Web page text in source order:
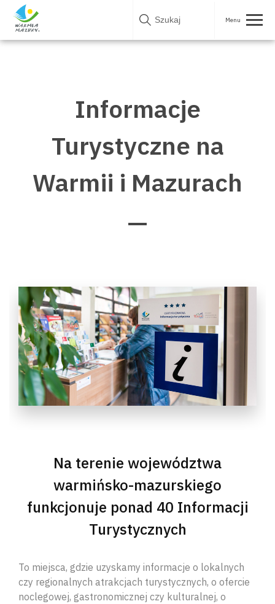
Skip
Informacje
Turystyczne na
Warmii i Mazurach
Na terenie województwa
warmińsko-mazurskiego
funkcjonuje ponad 40 Informacji
Turystycznych
To miejsca, gdzie uzyskamy informacje o lokalnych
czy regionalnych atrakcjach turystycznych, o ofercie
noclegowej, gastronomicznej czy kulturalnej, o